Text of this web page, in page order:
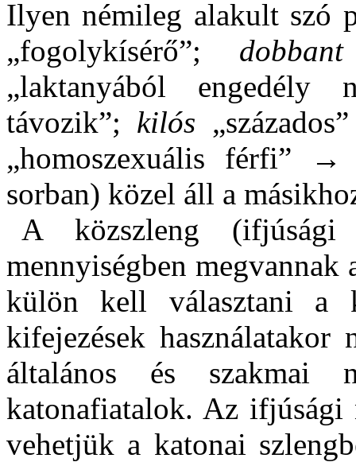
Ilyen némileg alakult szó
„fogolykísérő”;
„laktanyából engedély
távozik”; kilós
„homoszexuális férfi”
sorban) közel áll a
A közszleng
mennyiségben megvannak
külön kell választani a
kifejezések
általános és szakmai
katonafiatalok. Az ifjúsági
vehetjük a katonai